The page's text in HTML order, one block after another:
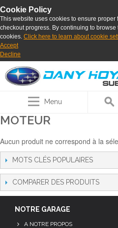
Cookie Policy
This website uses cookies to ensure
checkout progress. By continuing to
cookies. Click here to learn about cookie
Accept
Decline
Menu
MOTEUR
Aucun produit ne correspond à la
MOTS CLÉS POPULAIRES
COMPARER DES PRODUITS
NOTRE GARAGE
A NOTRE PROPOS